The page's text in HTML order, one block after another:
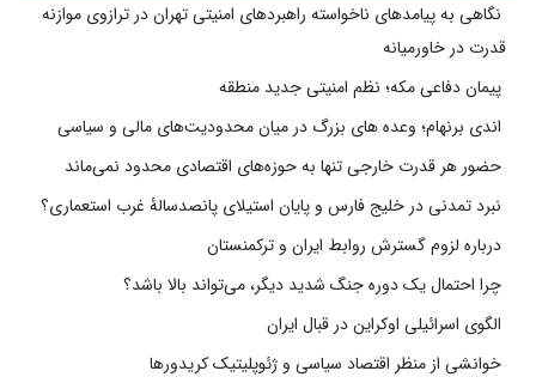
نگاهی به پیامدهای ناخواسته راهبردهای امنیتی تهران در ترازوی موازنه
قدرت در خاورمیانه
پیمان دفاعی مکه؛ نظم امنیتی جدید منطقه
اندی برنهام؛ وعده های بزرگ در میان محدودیت‌های مالی و سیاسی
حضور هر قدرت خارجی تنها به حوزه‌های اقتصادی محدود نمی‌ماند
نبرد تمدنی در خلیج فارس و پایان استیلای پانصدسالۀ غرب استعماری؟
درباره لزوم گسترش روابط ایران و ترکمنستان
چرا احتمال یک دوره جنگ شدید دیگر، می‌تواند بالا باشد؟
الگوی اسرائیلی اوکراین در قبال ایران
خوانشی از منظر اقتصاد سیاسی و ژئوپلیتیک کریدورها